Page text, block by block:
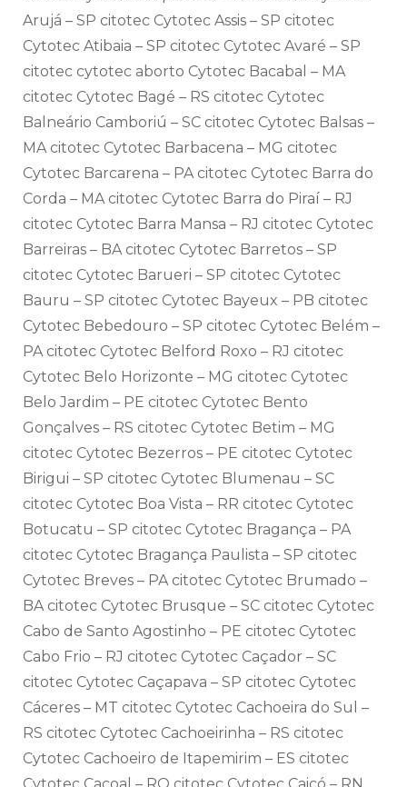
Arujá – SP citotec Cytotec Assis – SP citotec
Cytotec Atibaia – SP citotec Cytotec Avaré – SP
citotec cytotec aborto Cytotec Bacabal – MA
citotec Cytotec Bagé – RS citotec Cytotec
Balneário Camboriú – SC citotec Cytotec Balsas –
MA citotec Cytotec Barbacena – MG citotec
Cytotec Barcarena – PA citotec Cytotec Barra do
Corda – MA citotec Cytotec Barra do Piraí – RJ
citotec Cytotec Barra Mansa – RJ citotec Cytotec
Barreiras – BA citotec Cytotec Barretos – SP
citotec Cytotec Barueri – SP citotec Cytotec
Bauru – SP citotec Cytotec Bayeux – PB citotec
Cytotec Bebedouro – SP citotec Cytotec Belém –
PA citotec Cytotec Belford Roxo – RJ citotec
Cytotec Belo Horizonte – MG citotec Cytotec
Belo Jardim – PE citotec Cytotec Bento
Gonçalves – RS citotec Cytotec Betim – MG
citotec Cytotec Bezerros – PE citotec Cytotec
Birigui – SP citotec Cytotec Blumenau – SC
citotec Cytotec Boa Vista – RR citotec Cytotec
Botucatu – SP citotec Cytotec Bragança – PA
citotec Cytotec Bragança Paulista – SP citotec
Cytotec Breves – PA citotec Cytotec Brumado –
BA citotec Cytotec Brusque – SC citotec Cytotec
Cabo de Santo Agostinho – PE citotec Cytotec
Cabo Frio – RJ citotec Cytotec Caçador – SC
citotec Cytotec Caçapava – SP citotec Cytotec
Cáceres – MT citotec Cytotec Cachoeira do Sul –
RS citotec Cytotec Cachoeirinha – RS citotec
Cytotec Cachoeiro de Itapemirim – ES citotec